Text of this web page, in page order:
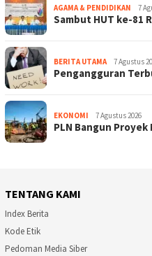
AGAMA & PENDIDIKAN 7
Sambut HUT ke-81
BERITA UTAMA 7 Agustus
Pengangguran
EKONOMI 7 Agustus 2026
PLN Bangun
TENTANG KAMI
Index Berita
Kode Etik
Pedoman Media Siber